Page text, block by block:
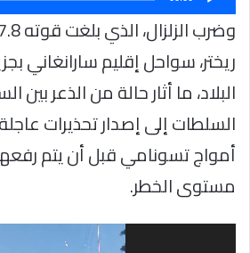
ريختر، سواحل إقليم سارانغاني
البلاد، ما أثار حالة من الذعر
السلطات إلى إصدار تحذيرات
أمواج تسونامي قبل أن يتم
مستوى الخطر.